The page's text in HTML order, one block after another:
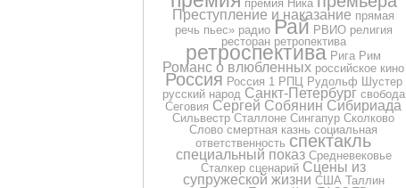
премия Ника
Преступление и наказание прямая
речь пьес» радио Рай РВИО религия
ресторан ретропектива
ретроспектива Рига Рим
Романс о влюбленных российское кино
Россия Россия 1 РПЦ Рудольф Шустер
русский народ Санкт-Петербург свобода
Сеговия Сергей Собянин Сибириада
Сильвестр Сталлоне Сингапур Сколково
Слово смертная казнь социальная
ответственность спектакль
специальный показ Средневековье
Сталкер сценарий Сцены из
супружеской жизни США Таллин